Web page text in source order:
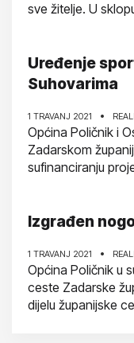
sve žitelje. U
Uređenje
Suhovarima
1 TRAVANJ 2021
Općina Poličnik i
Zadarskom
sufinanciranju
Izgrađen
1 TRAVANJ 2021
Općina Poličnik u
ceste Zadarske
dijelu županijske